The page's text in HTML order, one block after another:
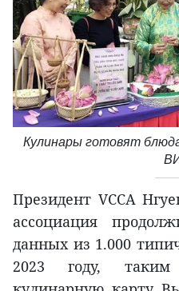
Кулинары готовят
Президент VCCA
ассоциация
данных из 1.000
2023 году, таким